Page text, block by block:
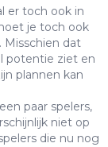
er toch ook in
je toch ook
Misschien dat
potentie ziet en
plannen kan
paar spelers,
niet op
die nu nog